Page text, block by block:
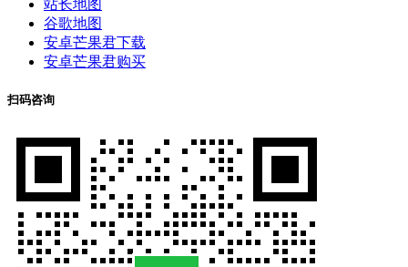
站长地图
谷歌地图
安卓芒果君下载
安卓芒果君购买
扫码咨询